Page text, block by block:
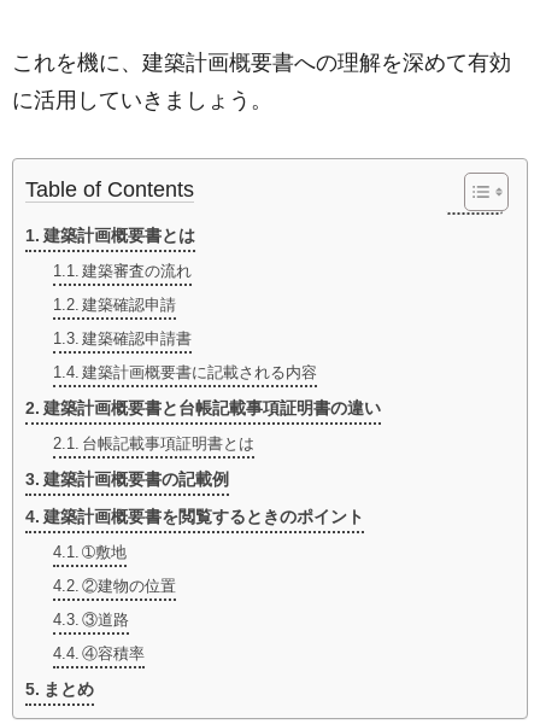
これを機に、建築計画概要書への理解を深めて有効
に活用していきましょう。
Table of Contents
建築計画概要書とは
建築審査の流れ
建築確認申請
建築確認申請書
建築計画概要書に記載される内容
建築計画概要書と台帳記載事項証明書の違い
台帳記載事項証明書とは
建築計画概要書の記載例
建築計画概要書を閲覧するときのポイント
➀敷地
②建物の位置
③道路
④容積率
まとめ